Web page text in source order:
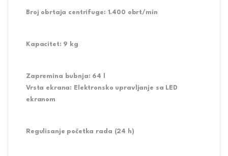
Broj obrtaja centrifuge: 1.400 obrt/min
Kapacitet: 9 kg
Zapremina bubnja: 64 l
Vrsta ekrana:
Elektronsko upravljanje sa LED
ekranom
Regulisanje početka rada (24 h)